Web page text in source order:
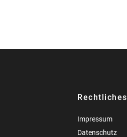
Rechtliches
Impressum
Datenschutz